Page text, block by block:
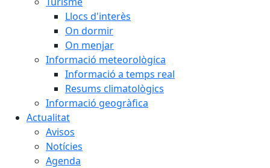
Llocs d'interès
On dormir
On menjar
Informació meteorològica
Informació a temps real
Resums climatològics
Informació geogràfica
Actualitat
Avisos
Notícies
Agenda